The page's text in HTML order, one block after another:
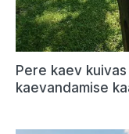
Pere kaev
kaevandamise